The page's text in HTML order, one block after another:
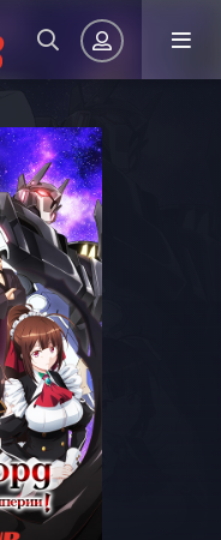
Восстановить пароль